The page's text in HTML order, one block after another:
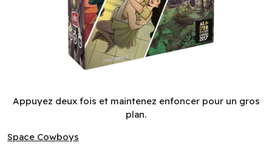
Appuyez deux fois et maintenez enfoncer pour un gros
plan.
Space Cowboys